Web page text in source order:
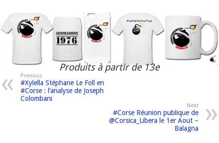
Produits à partir de 13e
Previous
#Xylella Stéphane Le Foll en
#Corse : l’analyse de Joseph
Colombani
Next
#Corse Réunion publique de
@Corsica_Libera le 1er Aout –
Balagna